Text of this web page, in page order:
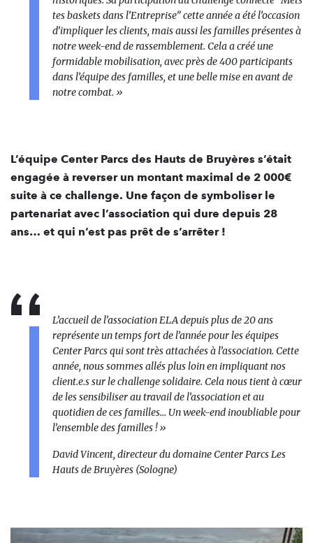
tes baskets dans l’Entreprise” cette année a été l’occasion
d’impliquer les clients, mais aussi les familles présentes à
notre week-end de rassemblement. Cela a créé une
formidable mobilisation, avec près de 400 participants
dans l’équipe des familles, et une belle mise en avant de
notre combat. »
L’équipe Center Parcs des Hauts de Bruyères s’était
engagée à reverser un montant maximal de 2 000€
suite à ce challenge. Une façon de symboliser le
partenariat avec l’association qui dure depuis 28
ans… et qui n’est pas prêt de s’arrêter !
L’accueil de l’association ELA depuis plus de 20 ans
représente un temps fort de l’année pour les équipes
Center Parcs qui sont très attachées à l’association. Cette
année, nous sommes allés plus loin en impliquant nos
client.e.s sur le challenge solidaire. Cela nous tient à cœur
de les sensibiliser au travail de l’association et au
quotidien de ces familles… Un week-end inoubliable pour
l’ensemble des familles !»
David Vincent, directeur du domaine Center Parcs Les
Hauts de Bruyères (Sologne)